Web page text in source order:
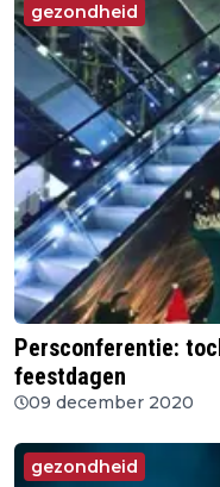
gezondheid
Persconferentie:
feestdagen
09 december 2020
gezondheid